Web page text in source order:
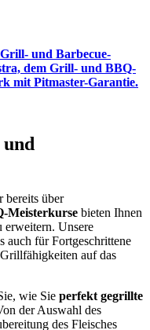
und Barbecue-
dem Grill- und BBQ-
mit Pitmaster-Garantie.
bereits über
Meisterkurse bieten Ihnen
erweitern. Unsere
auch für Fortgeschrittene
auf das
wie Sie perfekt gegrillte
der Auswahl des
des Fleisches